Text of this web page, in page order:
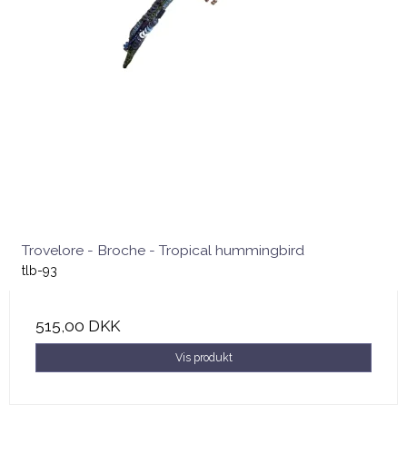
Trovelore - Broche - Tropical hummingbird
tlb-93
515,00 DKK
Vis produkt